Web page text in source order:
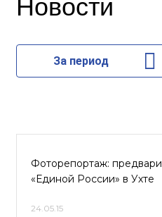
Новости
За период
Фоторепортаж:
«Единой России» в Ухте
24.05.15